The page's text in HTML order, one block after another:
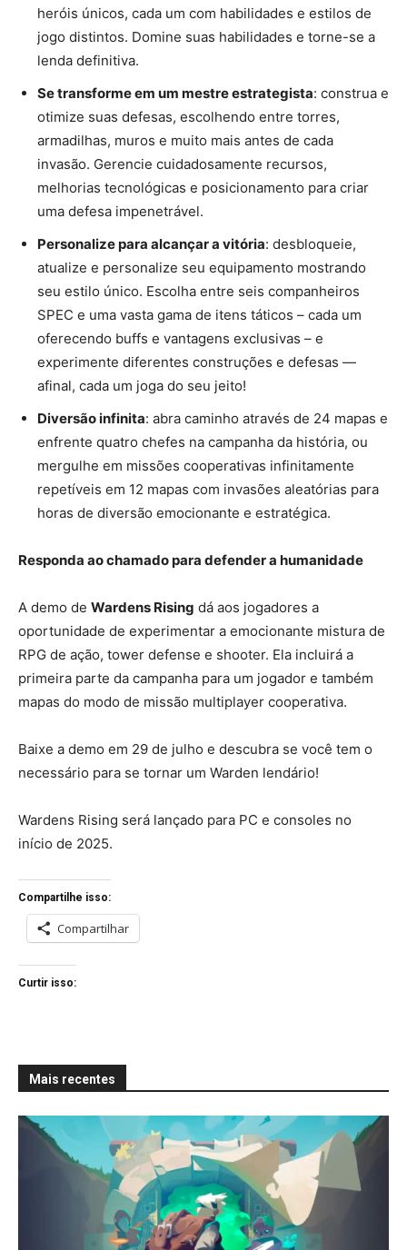
heróis únicos, cada um com habilidades e estilos de
jogo distintos. Domine suas habilidades e torne-se a
lenda definitiva.
Se transforme em um mestre estrategista: construa e
otimize suas defesas, escolhendo entre torres,
armadilhas, muros e muito mais antes de cada
invasão. Gerencie cuidadosamente recursos,
melhorias tecnológicas e posicionamento para criar
uma defesa impenetrável.
Personalize para alcançar a vitória: desbloqueie,
atualize e personalize seu equipamento mostrando
seu estilo único. Escolha entre seis companheiros
SPEC e uma vasta gama de itens táticos – cada um
oferecendo buffs e vantagens exclusivas – e
experimente diferentes construções e defesas —
afinal, cada um joga do seu jeito!
Diversão infinita: abra caminho através de 24 mapas e
enfrente quatro chefes na campanha da história, ou
mergulhe em missões cooperativas infinitamente
repetíveis em 12 mapas com invasões aleatórias para
horas de diversão emocionante e estratégica.
Responda ao chamado para defender a humanidade
A demo de Wardens Rising dá aos jogadores a
oportunidade de experimentar a emocionante mistura de
RPG de ação, tower defense e shooter. Ela incluirá a
primeira parte da campanha para um jogador e também
mapas do modo de missão multiplayer cooperativa.
Baixe a demo em 29 de julho e descubra se você tem o
necessário para se tornar um Warden lendário!
Wardens Rising será lançado para PC e consoles no
início de 2025.
Compartilhe isso:
Compartilhar
Curtir isso:
Mais recentes